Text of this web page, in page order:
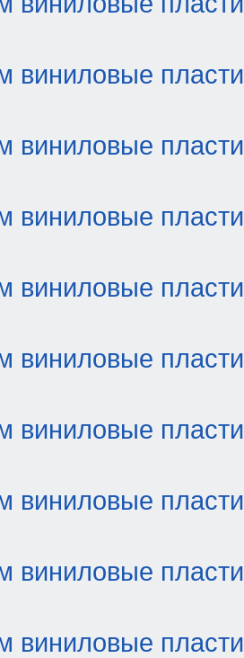
виниловые
виниловые
виниловые
виниловые
виниловые
виниловые
виниловые
виниловые
виниловые